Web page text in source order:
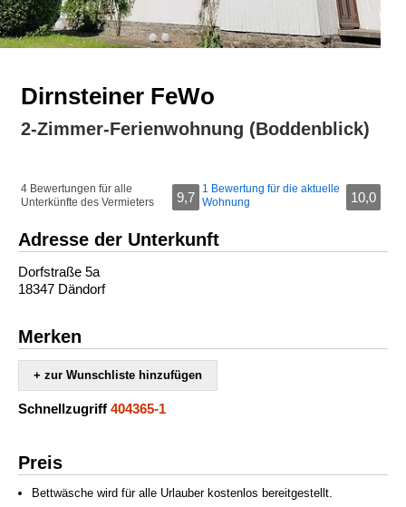
Dirnsteiner FeWo
2-Zimmer-Ferienwohnung (Boddenblick)
4 Bewertungen für alle
Unterkünfte des Vermieters
9,7
1 Bewertung für die aktuelle
Wohnung
10,0
Adresse der Unterkunft
Dorfstraße 5a
18347 Dändorf
Merken
+ zur Wunschliste hinzufügen
Schnellzugriff 404365-1
Preis
Bettwäsche wird für alle Urlauber kostenlos bereitgestellt.